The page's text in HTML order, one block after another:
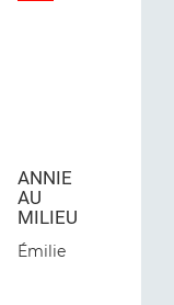
ANNIE
AU
MILIEU
Émilie